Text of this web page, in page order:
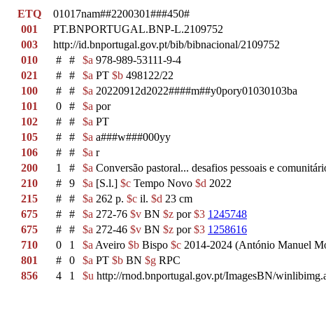
ETQ
01017nam##2200301###450#
001
PT.BNPORTUGAL.BNP-L.2109752
003
http://id.bnportugal.gov.pt/bib/bibnacional/2109752
010
# # $a 978-989-53111-9-4
021
# # $a PT $b 498122/22
100
# # $a 20220912d2022####m##y0pory01030103ba
101
0 # $a por
102
# # $a PT
105
# # $a a###w###000yy
106
# # $a r
200
1 # $a Conversão pastoral... desafios pessoais e
210
# 9 $a [S.l.] $c Tempo Novo $d 2022
215
# # $a 262 p. $c il. $d 23 cm
675
# # $a 272-76 $v BN $z por$3 1245748
675
# # $a 272-46 $v BN $z por$3 1258616
710
0 1 $a Aveiro $b Bispo $c 2014-2024 (António Manuel
801
# 0 $a PT $b BN $g RPC
856
4 1 $u http://rnod.bnportugal.gov.pt/ImagesBN/